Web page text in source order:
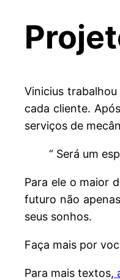
Vinicius
cada cliente.
serviços de
“ Será um
Para ele o maior
futuro não
seus sonhos.
Faça mais por
Para mais textos,